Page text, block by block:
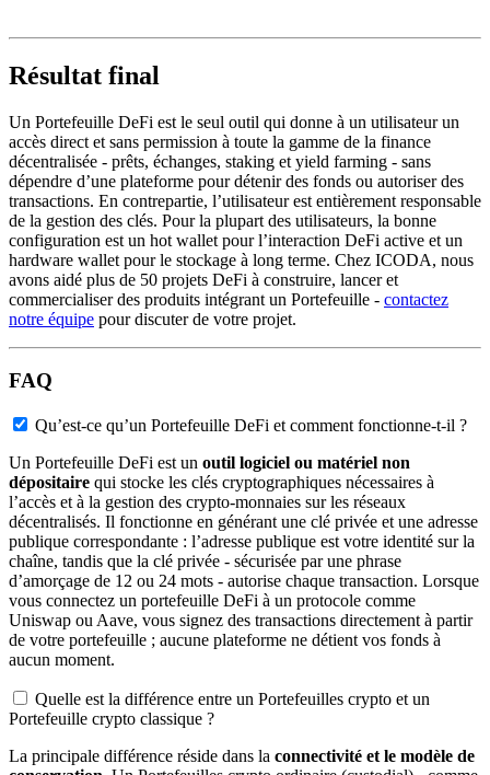
Résultat final
Un Portefeuille DeFi est le seul outil qui donne à un utilisateur un
accès direct et sans permission à toute la gamme de la finance
décentralisée - prêts, échanges, staking et yield farming - sans
dépendre d’une plateforme pour détenir des fonds ou autoriser des
transactions. En contrepartie, l’utilisateur est entièrement responsable
de la gestion des clés. Pour la plupart des utilisateurs, la bonne
configuration est un hot wallet pour l’interaction DeFi active et un
hardware wallet pour le stockage à long terme. Chez ICODA, nous
avons aidé plus de 50 projets DeFi à construire, lancer et
commercialiser des produits intégrant un Portefeuille - contactez
notre équipe pour discuter de votre projet.
FAQ
Qu’est-ce qu’un Portefeuille DeFi et comment fonctionne-t-il ?
Un Portefeuille DeFi est un outil logiciel ou matériel non
dépositaire qui stocke les clés cryptographiques nécessaires à
l’accès et à la gestion des crypto-monnaies sur les réseaux
décentralisés. Il fonctionne en générant une clé privée et une adresse
publique correspondante : l’adresse publique est votre identité sur la
chaîne, tandis que la clé privée - sécurisée par une phrase
d’amorçage de 12 ou 24 mots - autorise chaque transaction. Lorsque
vous connectez un portefeuille DeFi à un protocole comme
Uniswap ou Aave, vous signez des transactions directement à partir
de votre portefeuille ; aucune plateforme ne détient vos fonds à
aucun moment.
Quelle est la différence entre un Portefeuilles crypto et un
Portefeuille crypto classique ?
La principale différence réside dans la connectivité et le modèle de